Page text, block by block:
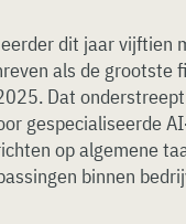
dit jaar vijftien
als de grootste
Dat
gespecialiseerde
op algemene
binnen